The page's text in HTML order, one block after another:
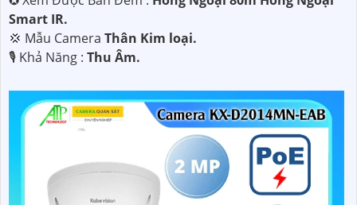
Smart IR.
💢 Mẫu Camera Thân Kim loại.
️🎙 Khả Năng : Thu Âm.